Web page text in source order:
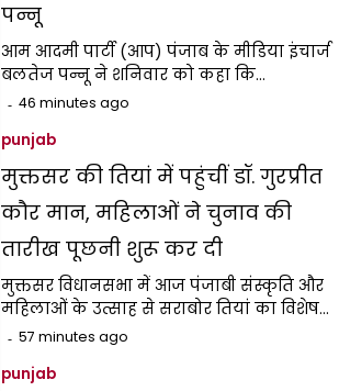
पन्नू
आम आदमी पार्टी (आप) पंजाब के मीडिया इंचार्ज
बलतेज पन्नू ने शनिवार को कहा कि…
46 minutes ago
punjab
मुक्तसर की तियां में पहुंचीं डॉ. गुरप्रीत
कौर मान, महिलाओं ने चुनाव की
तारीख पूछनी शुरू कर दी
मुक्तसर विधानसभा में आज पंजाबी संस्कृति और
महिलाओं के उत्साह से सराबोर तियां का विशेष…
57 minutes ago
punjab